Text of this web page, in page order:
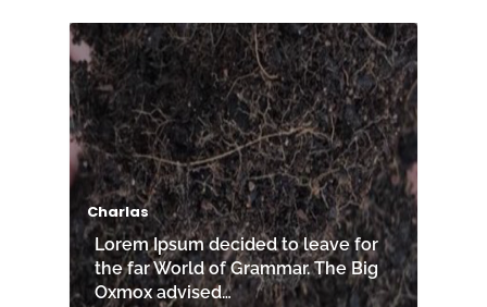
Charlas
Lorem Ipsum decided to leave for
the far World of Grammar. The Big
Oxmox advised…